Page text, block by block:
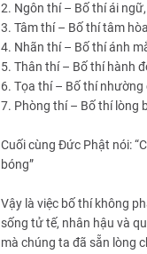
2. Ngôn thí – Bố thí ái
3. Tâm thí – Bố thí tâm
4. Nhãn thí – Bố thí ánh
5. Thân thí – Bố thí hành
6. Tọa thí – Bố thí
7. Phòng thí – Bố thí lòng
Cuối cùng Đức Phật nói:
bóng”
Vậy là việc bố thí không
sống tử tế, nhân hậu và
mà chúng ta đã sẵn lòng